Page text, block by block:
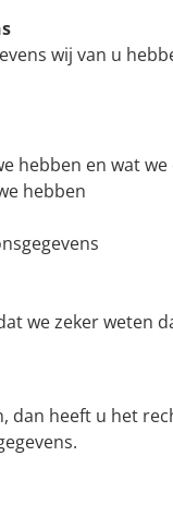
wij van u
hebben en wat
hebben
we zeker weten
heeft u het